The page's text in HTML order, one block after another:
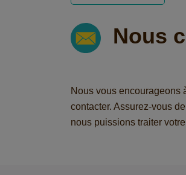
Nous
Nous vous encourageons
contacter. Assurez-vous
nous puissions traiter